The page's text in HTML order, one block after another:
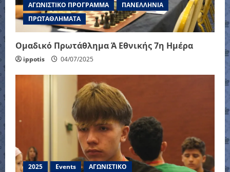
ΑΓΩΝΙΣΤΙΚΟ ΠΡΟΓΡΑΜΜΑ
ΠΑΝΕΛΛΗΝΙΑ
ΠΡΩΤΑΘΛΗΜΑΤΑ
Ομαδικό Πρωτάθλημα Ά Εθνικής 7η Ημέρα
ippotis 04/07/2025
2025 Events
ΑΓΩΝΙΣΤΙΚΟ